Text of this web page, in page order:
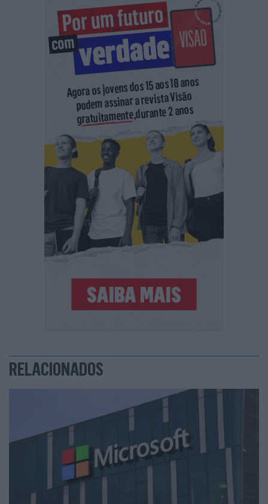
RELACIONADOS